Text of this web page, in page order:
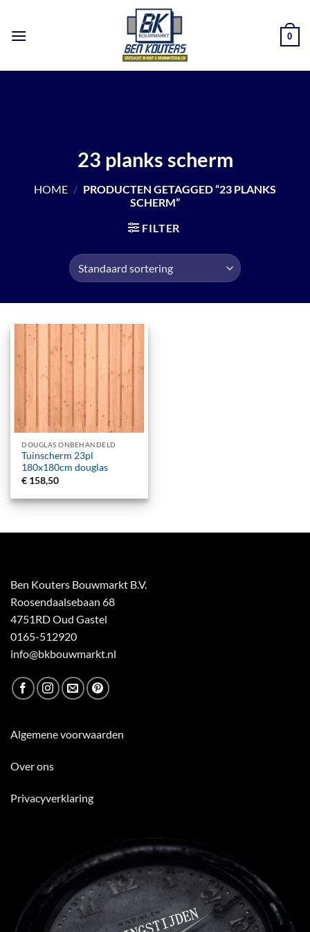
inhoud
0
23 planks scherm
HOME / PRODUCTEN GETAGGED “23 PLANKS
SCHERM”
FILTER
DOUGLAS ONBEHANDELD
Tuinscherm 23pl
180x180cm douglas
€ 158,50
Ben Kouters Bouwmarkt B.V.
Roosendaalsebaan 68
4751RD Oud Gastel
0165-512920
info@bkbouwmarkt.nl
Algemene voorwaarden
Over ons
Privacyverklaring